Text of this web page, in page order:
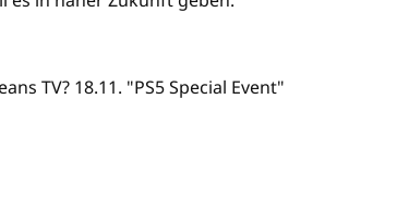
TV? 18.11. "PS5 Special Event"